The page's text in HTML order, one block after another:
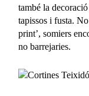
també la
tapissos i fusta.
print’, somiers
no barrejaries.